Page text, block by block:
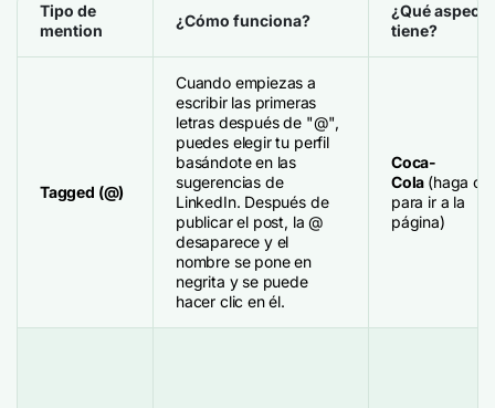
Tipo de
mention
¿Cómo funciona?
¿Qué aspecto
tiene?
Tagged (@)
Cuando empiezas a
escribir las primeras
letras después de "@",
puedes elegir tu perfil
basándote en las
sugerencias de
LinkedIn. Después de
publicar el post, la @
desaparece y el
nombre se pone en
negrita y se puede
hacer clic en él.
Coca-
Cola (haga
para ir a la
página)